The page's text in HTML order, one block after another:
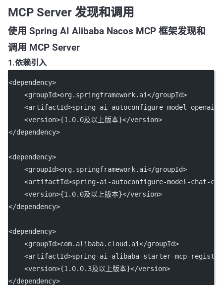
MCP Server 发现和调用
使用 Spring AI Alibaba Nacos MCP 框架发现和
调用 MCP Server
1.依赖引入
<dependency>
    <
groupId>org.springframework.ai</groupId>
    <
artifactId>spring-ai-autoconfigure-model-openai</
    <
version>{1.0.0及以上版本}</version>
</dependency>
<dependency>
    <
groupId>org.springframework.ai</groupId>
    <
artifactId>spring-ai-autoconfigure-model-chat-
    <
version>{1.0.0及以上版本}</version>
</dependency>
<dependency>
    <
groupId>com.alibaba.cloud.ai</groupId>
    <
artifactId>spring-ai-alibaba-starter-mcp-
    <
version>{1.0.0.3及以上版本}</version>
</dependency>